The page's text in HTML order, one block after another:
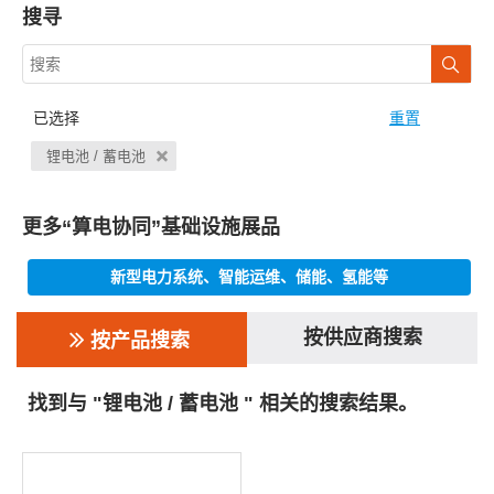
搜寻
已选择 重置
锂电池 / 蓄电池
更多“算电协同”基础设施展品
新型电力系统、智能运维、储能、氢能等
按产品搜索 按供应商搜索
找到与 "锂电池 / 蓄电池 " 相关的搜索结果。